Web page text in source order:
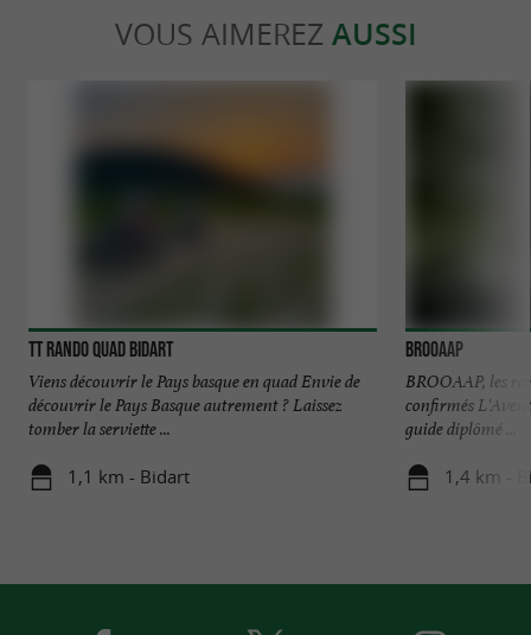
VOUS AIMEREZ AUSSI
TT Rando Quad Bidart
Viens découvrir le Pays basque en quad Envie de
découvrir le Pays Basque autrement ? Laissez
tomber la serviette ...
1,1 km - Bidart
BROOAAP
BROOAAP, les
confirmés
guide diplômé ...
1,4 km -